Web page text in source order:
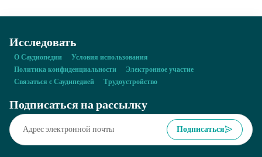
Исследовать
О Саудиопедии
Условия использования
Политика конфиденциальности
Электронное участие
Связаться с Саудипедией
Трудоустройство
Подписаться на рассылку
Подписаться